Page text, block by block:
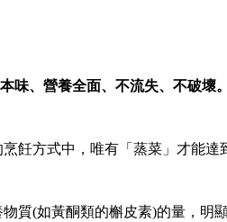
味、營養全面、不流失、不破壞。
飪方式中，唯有「蒸菜」才能達
物質(如黃酮類的槲皮素)的量，明